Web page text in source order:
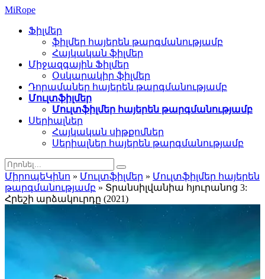
MiRope
Ֆիլմեր
ֆիլմեր հայերեն թարգմանությամբ
Հայկական ֆիլմեր
Միջազգային Ֆիլմեր
Օսկարակիր ֆիլմեր
Դորամաներ հայերեն թարգմանությամբ
Մուլտֆիլմեր
Մուլտֆիլմեր հայերեն թարգմանությամբ
Սերիալներ
Հայկական սիթքոմներ
Սերիալներ հայերեն թարգմանությամբ
ՄիրոպեԿինո » Մուլտֆիլմեր » Մուլտֆիլմեր հայերեն
թարգմանությամբ » Տրանսիլվանիա հյուրանոց 3:
Հրեշի արձակուրդը (2021)